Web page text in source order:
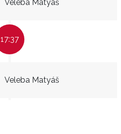
Veleba Matyáš
17:37
Veleba Matyáš